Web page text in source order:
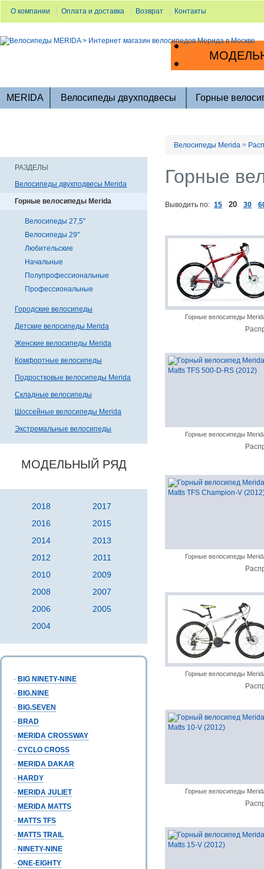
О компании Оплата и доставка Возврат Контакты
MERIDA Велосипеды двухподвесы Горные
РАЗДЕЛЫ
Велосипеды двухподвесы Merida
Горные велосипеды Merida
Велосипеды 27,5"
Велосипеды 29"
Любительские
Начальные
Полупрофессиональные
Профессиональные
Городские велосипеды
Детские велосипеды Merida
Женские велосипеды Merida
Комфортные велосипеды
Подростковые велосипеды Merida
Складные велосипеды
Шоссейные велосипеды Merida
Экстремальные велосипеды
МОДЕЛЬНЫЙ РЯД
2018
2017
2016
2015
2014
2013
2012
2011
2010
2009
2008
2007
2006
2005
2004
- BIG NINETY-NINE
- BIG.NINE
- BIG.SEVEN
- BRAD
- MERIDA CROSSWAY
- CYCLO CROSS
- MERIDA DAKAR
- HARDY
- MERIDA JULIET
- MERIDA MATTS
- MATTS TFS
- MATTS TRAIL
- NINETY-NINE
- ONE-EIGHTY
Велосипеды Merida »
Горные
Выводить по: 15 20 30
Горные велосипеды
Горные велосипеды
Горные велосипеды
Горные велосипеды
Горные велосипеды